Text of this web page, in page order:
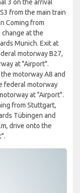
3 on the arrival
from the main train
Coming from
at the
Munich. Exit at
motorway B27,
at "Airport".
motorway A8 and
federal motorway
at "Airport".
from Stuttgart,
Tübingen and
drive onto the